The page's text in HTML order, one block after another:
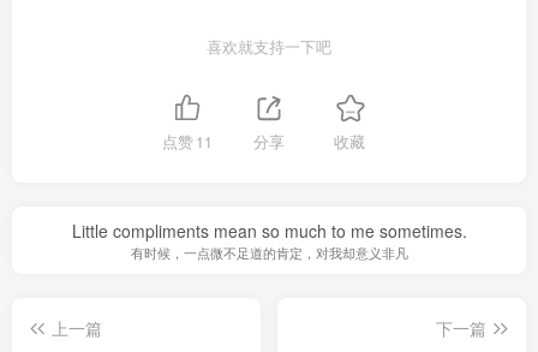
喜欢就支持一下吧
点赞11 分享 收藏
Little compliments mean so much to me sometimes.
有时候，一点微不足道的肯定，对我却意义非凡
上一篇
下一篇